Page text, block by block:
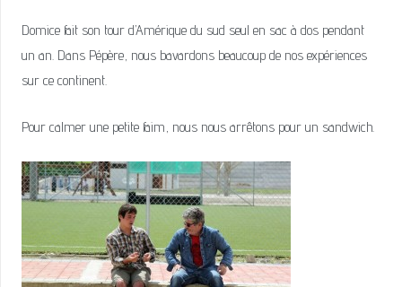
Domice fait son tour d’Amérique du sud seul en sac à dos pendant
un an. Dans Pépère, nous bavardons beaucoup de nos expériences
sur ce continent.
Pour calmer une petite faim, nous nous arrêtons pour un sandwich.